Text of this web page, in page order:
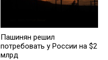
Пашинян рeшил
потребовать у России на $2
млрд